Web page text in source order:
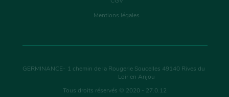
Mentions légales
GERMINANCE- 1 chemin de la Rougerie Soucelles 49140 Rives du
Loir en Anjou
Tous droits réservés © 2020 - 27.0.12